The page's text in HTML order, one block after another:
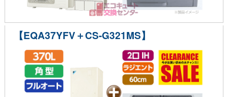
【EQA37YFV＋CS-G321MS】